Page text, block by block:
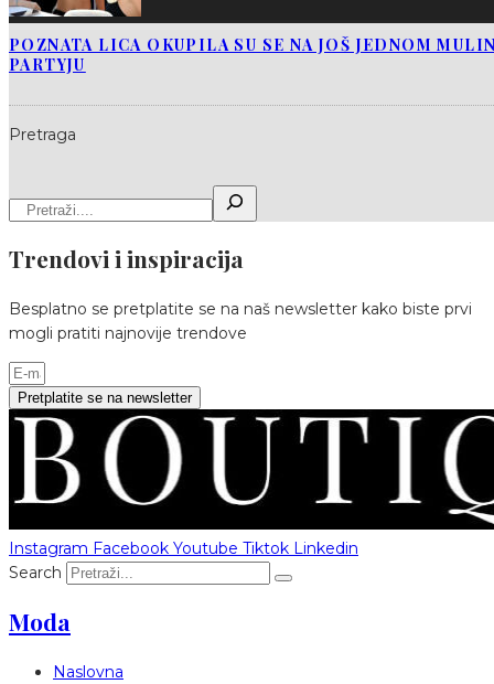
POZNATA LICA OKUPILA SU SE NA JOŠ JEDNOM
PARTYJU
Pretraga
Trendovi i inspiracija
Besplatno se pretplatite se na naš newsletter kako biste prvi
mogli pratiti najnovije trendove
Pretplatite se na newsletter
Instagram Facebook Youtube Tiktok Linkedin
Search
Moda
Naslovna